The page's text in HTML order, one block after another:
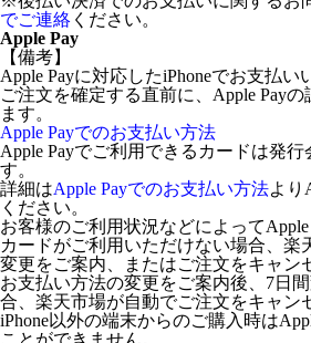
でご連絡 ください。
Apple Pay
【備考】
Apple Payに対応したiPhoneでお支払い
ご注文を確定する直前に、Apple Pay
ます。
Apple Payでのお支払い方法
Apple Payでご利用できるカードは発
す。
詳細はApple Payでのお支払い方法より
ください。
お客様のご利用状況などによって
カードがご利用いただけない場合、楽
変更をご案内、またはご注文をキャン
お支払い方法の変更をご案内後、7日
合、楽天市場が自動でご注文をキャン
iPhone以外の端末からのご購入時は
ことができません。